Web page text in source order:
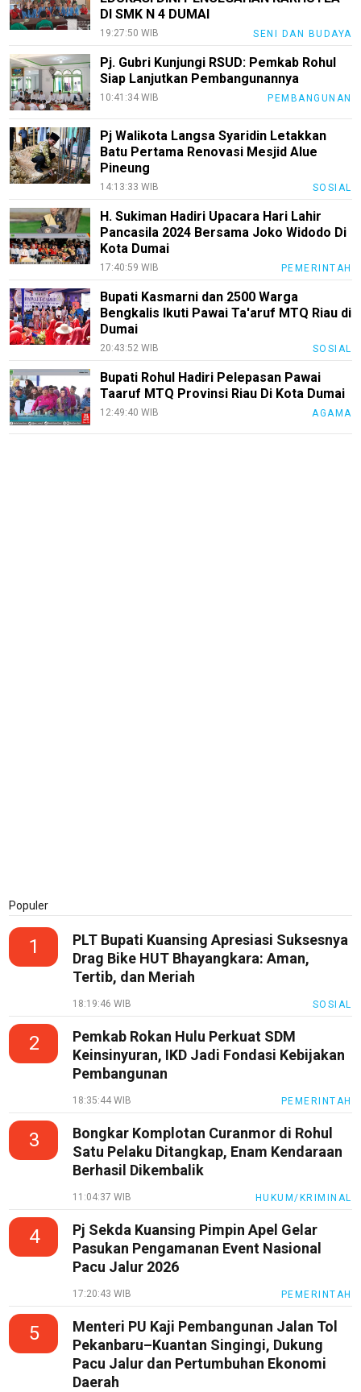
DI SMK N 4 DUMAI
19:27:50 WIB SENI DAN BUDAYA
Pj. Gubri Kunjungi RSUD: Pemkab Rohul
Siap Lanjutkan Pembangunannya
10:41:34 WIB PEMBANGUNAN
Pj Walikota Langsa Syaridin Letakkan
Batu Pertama Renovasi Mesjid Alue
Pineung
14:13:33 WIB SOSIAL
H. Sukiman Hadiri Upacara Hari Lahir
Pancasila 2024 Bersama Joko Widodo Di
Kota Dumai
17:40:59 WIB PEMERINTAH
Bupati Kasmarni dan 2500 Warga
Bengkalis Ikuti Pawai Ta'aruf MTQ Riau di
Dumai
20:43:52 WIB SOSIAL
Bupati Rohul Hadiri Pelepasan Pawai
Taaruf MTQ Provinsi Riau Di Kota Dumai
12:49:40 WIB AGAMA
Populer
1
PLT Bupati Kuansing Apresiasi Suksesnya
Drag Bike HUT Bhayangkara: Aman,
Tertib, dan Meriah
18:19:46 WIB SOSIAL
2
Pemkab Rokan Hulu Perkuat SDM
Keinsinyuran, IKD Jadi Fondasi Kebijakan
Pembangunan
18:35:44 WIB PEMERINTAH
3
Bongkar Komplotan Curanmor di Rohul
Satu Pelaku Ditangkap, Enam Kendaraan
Berhasil Dikembalik
11:04:37 WIB HUKUM/KRIMINAL
4
Pj Sekda Kuansing Pimpin Apel Gelar
Pasukan Pengamanan Event Nasional
Pacu Jalur 2026
17:20:43 WIB PEMERINTAH
5
Menteri PU Kaji Pembangunan Jalan Tol
Pekanbaru–Kuantan Singingi, Dukung
Pacu Jalur dan Pertumbuhan Ekonomi
Daerah